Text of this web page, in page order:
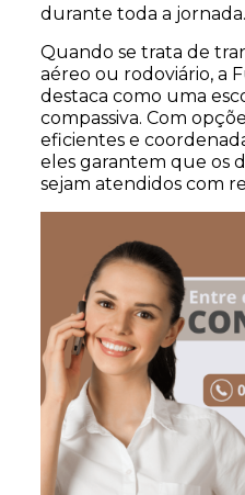
durante toda a jornada.
Quando se trata de
aéreo ou rodoviário, a
destaca como uma
compassiva. Com
eficientes e
eles garantem que os
sejam atendidos com